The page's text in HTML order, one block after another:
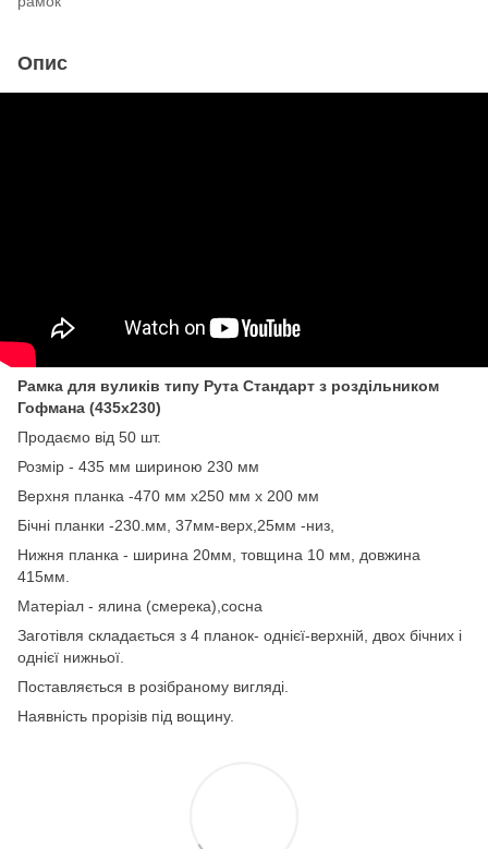
Опис
Рамка для вуликів типу Рута Стандарт з роздільником
Гофмана (435х230)
Продаємо від 50 шт.
Розмір - 435 мм шириною 230 мм
Верхня планка -470 мм х250 мм х 200 мм
Бічні планки -230.мм, 37мм-верх,25мм -низ,
Нижня планка - ширина 20мм, товщина 10 мм, довжина
415мм.
Матеріал - ялина (смерека),сосна
Заготівля складається з 4 планок- однієї-верхній, двох бічних і
однієї нижньої.
Поставляється в розібраному вигляді.
Наявність прорізів під вощину.